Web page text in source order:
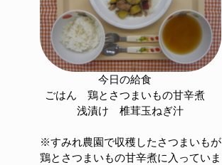
今日の給食
ごはん 鶏とさつまいもの甘辛煮
浅漬け 椎茸玉ねぎ汁
※すみれ農園で収穫したさつまいもが
鶏とさつまいもの甘辛煮に入っていま